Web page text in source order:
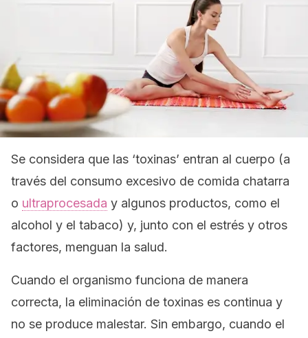
Se considera que las ‘toxinas’ entran al cuerpo (a
través del consumo excesivo de comida chatarra
o ultraprocesada y algunos productos, como el
alcohol y el tabaco) y, junto con el estrés y otros
factores, menguan la salud.
Cuando el organismo funciona de manera
correcta, la eliminación de toxinas es continua y
no se produce malestar. Sin embargo, cuando el